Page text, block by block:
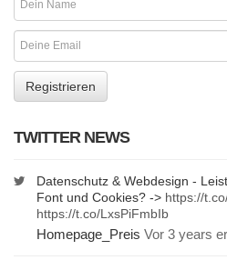
TWITTER NEWS
Datenschutz & Webdesign -
Font und Cookies? -> https://
https://t.co/LxsPiFmbIb
Homepage_Preis Vor 3 years